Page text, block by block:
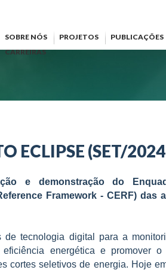
SOBRE NÓS PROJETOS
PUBLICAÇÕES
CARREIRAS
ECLIPSE (SET/
e demonstração do
Framework - CERF)
de tecnologia digital para a
eficiência energética e promover
cortes seletivos de energia. Hoje